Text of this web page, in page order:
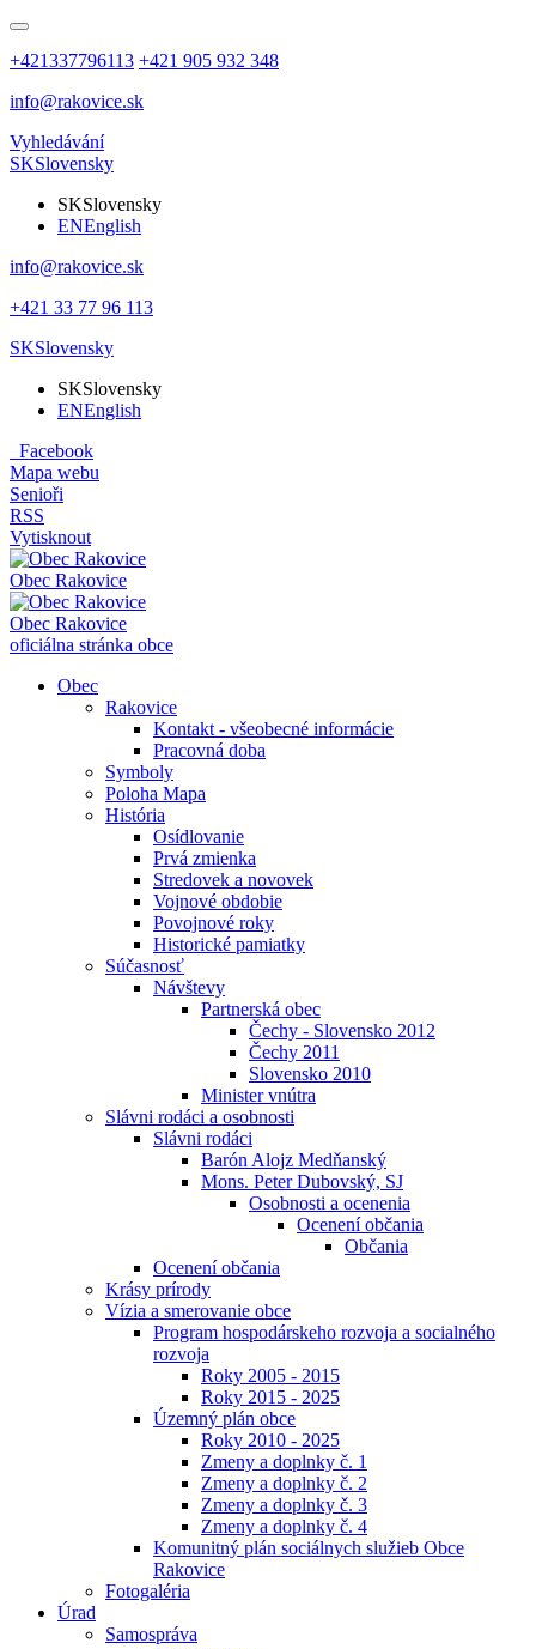
+421337796113 +421 905 932 348
info@rakovice.sk
Vyhledávání
SKSlovensky
SKSlovensky
ENEnglish
info@rakovice.sk
+421 33 77 96 113
SKSlovensky
SKSlovensky
ENEnglish
Facebook
Mapa webu
Senioři
RSS
Vytisknout
Obec Rakovice
Obec Rakovice
oficiálna stránka obce
Obec
Rakovice
Kontakt - všeobecné informácie
Pracovná doba
Symboly
Poloha Mapa
História
Osídlovanie
Prvá zmienka
Stredovek a novovek
Vojnové obdobie
Povojnové roky
Historické pamiatky
Súčasnosť
Návštevy
Partnerská obec
Čechy - Slovensko 2012
Čechy 2011
Slovensko 2010
Minister vnútra
Slávni rodáci a osobnosti
Slávni rodáci
Barón Alojz Medňanský
Mons. Peter Dubovský, SJ
Osobnosti a ocenenia
Ocenení občania
Občania
Ocenení občania
Krásy prírody
Vízia a smerovanie obce
Program hospodárskeho rozvoja a socialného
rozvoja
Roky 2005 - 2015
Roky 2015 - 2025
Územný plán obce
Roky 2010 - 2025
Zmeny a doplnky č. 1
Zmeny a doplnky č. 2
Zmeny a doplnky č. 3
Zmeny a doplnky č. 4
Komunitný plán sociálnych služieb Obce
Rakovice
Fotogaléria
Úrad
Samospráva